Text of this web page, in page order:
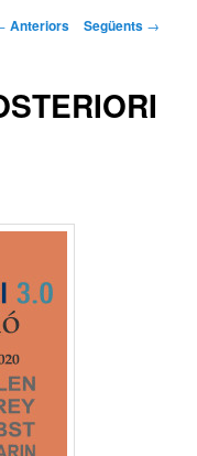
Navegació per les
Anteriors Següents →